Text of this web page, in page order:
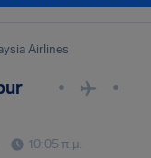
Airlines
• •
10:05 π.μ.